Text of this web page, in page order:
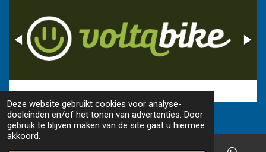
Deze website gebruikt cookies voor analyse-
doeleinden en/of het tonen van advertenties. Door
gebruik te blijven maken van de site gaat u hiermee
akkoord.
© 2018 - 2026 www.camperfriends.be